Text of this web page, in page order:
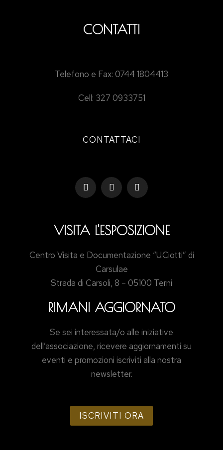
CONTATTI
Telefono e Fax: 0744 1804413
Cell: 327 0933751
CONTATTACI
VISITA L'ESPOSIZIONE
Centro Visita e Documentazione “U.Ciotti” di
Carsulae
Strada di Carsoli, 8 – 05100 Terni
RIMANI AGGIORNATO
Se sei interessata/o alle iniziative
dell’associazione, ricevere aggiornamenti su
eventi e promozioni iscriviti alla nostra
newsletter.
ISCRIVITI ORA